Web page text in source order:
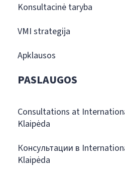
Konsultacinė taryba
VMI strategija
Apklausos
PASLAUGOS
Consultations at
Klaipėda
Консультации в
Klaipėda